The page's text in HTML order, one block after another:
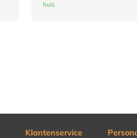
huis
Klantenservice